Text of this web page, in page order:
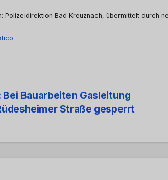
Polizeidirektion Bad Kreuznach, übermittelt durch
Bei Bauarbeiten Gasleitung
Straße gesperrt